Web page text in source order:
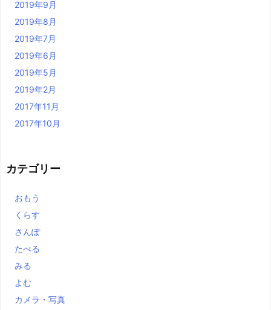
2019年9月
2019年8月
2019年7月
2019年6月
2019年5月
2019年2月
2017年11月
2017年10月
カテゴリー
おもう
くらす
さんぽ
たべる
みる
よむ
カメラ・写真